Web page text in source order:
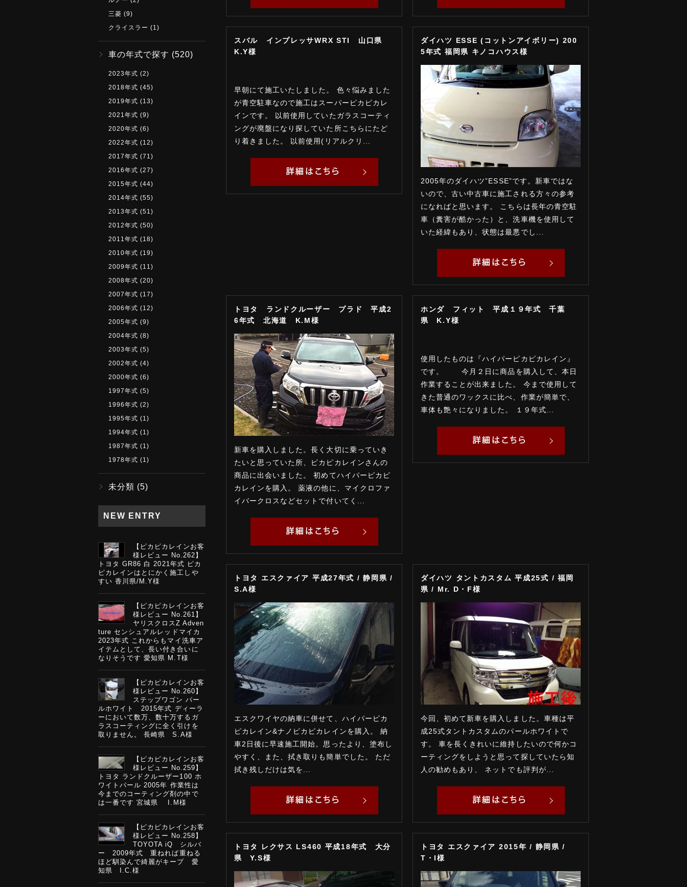
スバル インプレッサWRX STI 山口県
K.Y様
早朝にて施工いたしました。 色々悩みました
が青空駐車なので施工はスーパーピカピカレ
インです。 以前使用していたガラスコーティ
ングが廃盤になり探していた所こちらにたど
り着きました。 以前使用(リアルクリ...
ダイハツ ESSE (コットンアイボリー) 200
5年式 福岡県 キノコハウス様
2005年のダイハツ”ESSE”です。新車ではな
いので、古い中古車に施工される方々の参考
になればと思います。 こちらは長年の青空駐
車（糞害が酷かった）と、洗車機を使用して
いた経緯もあり、状態は最悪でし...
トヨタ ランドクルーザー プラド 平成2
6年式 北海道 K.M様
新車を購入しました。長く大切に乗っていき
たいと思っていた所、ピカピカレインさんの
商品に出会いました。 初めてハイパーピカピ
カレインを購入。 薬液の他に、マイクロファ
イバークロスなどセットで付いてく...
ホンダ フィット 平成１９年式 千葉
県 K.Y様
使用したものは『ハイパーピカピカレイン』
です。 今月２日に商品を購入して、本日
作業することが出来ました。 今まで使用して
きた普通のワックスに比べ、作業が簡単で、
車体も艶々になりました。 １９年式...
トヨタ エスクァイア 平成27年式 / 静岡県 /
S.A様
エスクワイヤの納車に併せて、ハイパーピカ
ピカレイン&ナノピカピカレインを購入。 納
車2日後に早速施工開始。思ったより、塗布し
やすく、また、拭き取りも簡単でした。 ただ
拭き残しだけは気を...
ダイハツ タントカスタム 平成25式 / 福岡
県 / Mr. D・F様
今回、初めて新車を購入しました。車種は平
成25式タントカスタムのパールホワイトで
す。 車を長くきれいに維持したいので何かコ
ーティングをしようと思って探していたら知
人の勧めもあり、 ネットでも評判が...
トヨタ レクサス LS460 平成18年式 大分
県 Y.S様
トヨタ エスクァイア 2015年 / 静岡県 /
T・I様
三菱 (9)
クライスラー (1)
車の年式で探す (520)
2023年式 (2)
2018年式 (45)
2019年式 (13)
2021年式 (9)
2020年式 (6)
2022年式 (12)
2017年式 (71)
2016年式 (27)
2015年式 (44)
2014年式 (55)
2013年式 (51)
2012年式 (50)
2011年式 (18)
2010年式 (19)
2009年式 (11)
2008年式 (20)
2007年式 (17)
2006年式 (12)
2005年式 (9)
2004年式 (8)
2003年式 (5)
2002年式 (4)
2000年式 (6)
1997年式 (5)
1996年式 (2)
1995年式 (1)
1994年式 (1)
1987年式 (1)
1978年式 (1)
未分類 (5)
NEW ENTRY
【ピカピカレインお客
様レビュー No.262】
トヨタ GR86 白 2021年式 ピカ
ピカレインはとにかく施工しや
すい 香川県/M.Y様
【ピカピカレインお客
様レビュー No.261】
ヤリスクロスZ Adven
ture センシュアルレッドマイカ
2023年式 これからもマイ洗車ア
イテムとして、長い付き合いに
なりそうです 愛知県 M.T様
【ピカピカレインお客
様レビュー No.260】
ステップワゴン パー
ルホワイト 2015年式 ディーラ
ーにおいて数万、数十万するガ
ラスコーティングに全く引けを
取りません。 長崎県 S.A様
【ピカピカレインお客
様レビュー No.259】
トヨタ ランドクルーザー100 ホ
ワイトパール 2005年 作業性は
今までのコーティング剤の中で
は一番です 宮城県 I.M様
【ピカピカレインお客
様レビュー No.258】
TOYOTA iQ シルバ
ー 2009年式 重ねれば重ねる
ほど馴染んで綺麗がキープ 愛
知県 I.C.様